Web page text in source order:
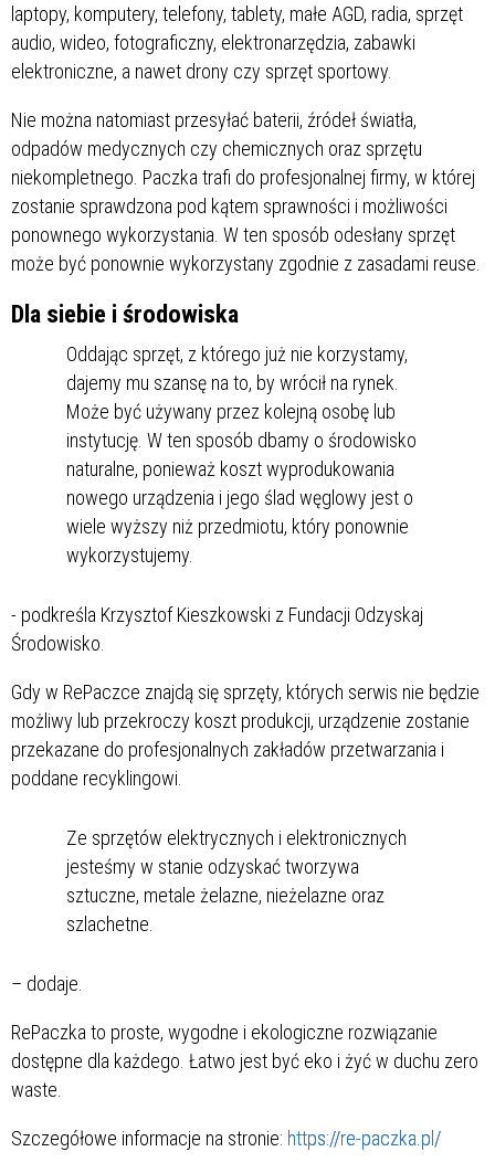
laptopy, komputery, telefony, tablety, małe AGD, radia, sprzęt
audio, wideo, fotograficzny, elektronarzędzia, zabawki
elektroniczne, a nawet drony czy sprzęt sportowy.
Nie można natomiast przesyłać baterii, źródeł światła,
odpadów medycznych czy chemicznych oraz sprzętu
niekompletnego. Paczka trafi do profesjonalnej firmy, w której
zostanie sprawdzona pod kątem sprawności i możliwości
ponownego wykorzystania. W ten sposób odesłany sprzęt
może być ponownie wykorzystany zgodnie z zasadami reuse.
Dla siebie i środowiska
Oddając sprzęt, z którego już nie korzystamy,
dajemy mu szansę na to, by wrócił na rynek.
Może być używany przez kolejną osobę lub
instytucję. W ten sposób dbamy o środowisko
naturalne, ponieważ koszt wyprodukowania
nowego urządzenia i jego ślad węglowy jest o
wiele wyższy niż przedmiotu, który ponownie
wykorzystujemy.
- podkreśla Krzysztof Kieszkowski z Fundacji Odzyskaj
Środowisko.
Gdy w RePaczce znajdą się sprzęty, których serwis nie będzie
możliwy lub przekroczy koszt produkcji, urządzenie zostanie
przekazane do profesjonalnych zakładów przetwarzania i
poddane recyklingowi.
Ze sprzętów elektrycznych i elektronicznych
jesteśmy w stanie odzyskać tworzywa
sztuczne, metale żelazne, nieżelazne oraz
szlachetne.
– dodaje.
RePaczka to proste, wygodne i ekologiczne rozwiązanie
dostępne dla każdego. Łatwo jest być eko i żyć w duchu zero
waste.
Szczegółowe informacje na stronie: https://re-paczka.pl/